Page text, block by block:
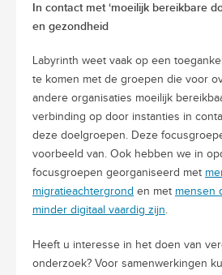
In contact met ‘moeilijk bereikbare
en gezondheid
Labyrinth weet vaak op een
te komen met de groepen die voor
andere organisaties moeilijk
verbinding op door instanties in
deze doelgroepen. Deze
voorbeeld van. Ook hebben we in
focusgroepen georganiseerd met
migratieachtergrond en met mensen
minder digitaal vaardig zijn.
Heeft u interesse in het doen van
onderzoek? Voor samenwerkingen